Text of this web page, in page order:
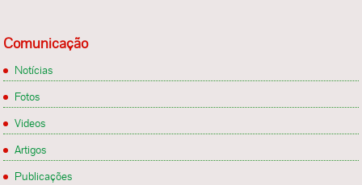
Comunicação
Notícias
Fotos
Videos
Artigos
Publicações